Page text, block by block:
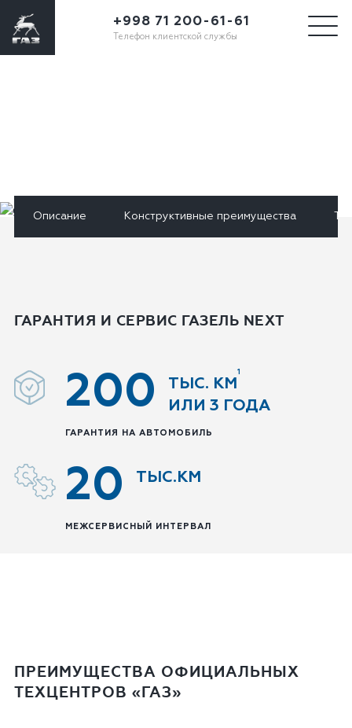
+998 71 200-61-61
Телефон клиентской службы
Описание Конструктивные преимущества
ГАРАНТИЯ И СЕРВИС ГАЗЕЛЬ NEXT
200 ТЫС. КМ
1
ИЛИ 3 ГОДА
ГАРАНТИЯ НА АВТОМОБИЛЬ
20 ТЫС.КМ
МЕЖСЕРВИСНЫЙ ИНТЕРВАЛ
ПРЕИМУЩЕСТВА ОФИЦИАЛЬНЫХ
ТЕХЦЕНТРОВ «ГАЗ»